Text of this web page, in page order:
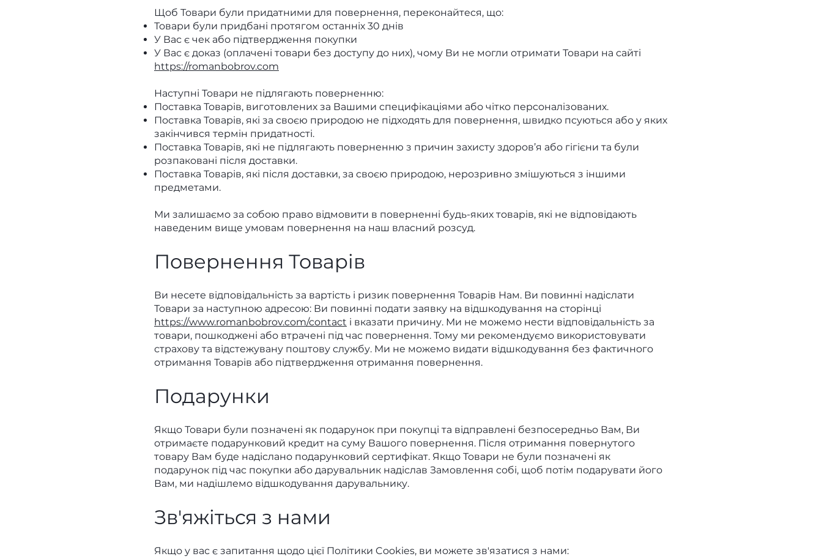
Щоб Товари були придатними для повернення, переконайтеся, що:
Товари були придбані протягом останніх 30 днів
У Вас є чек або підтвердження покупки
У Вас є доказ (оплачені товари без доступу до них), чому Ви не могли отримати Товари на сайті
https://romanbobrov.com
Наступні Товари не підлягають поверненню:
Поставка Товарів, виготовлених за Вашими специфікаціями або чітко персоналізованих.
Поставка Товарів, які за своєю природою не підходять для повернення, швидко псуються або у яких
закінчився термін придатності.
Поставка Товарів, які не підлягають поверненню з причин захисту здоров’я або гігієни та були
розпаковані після доставки.
Поставка Товарів, які після доставки, за своєю природою, нерозривно змішуються з іншими
предметами.
Ми залишаємо за собою право відмовити в поверненні будь-яких товарів, які не відповідають
наведеним вище умовам повернення на наш власний розсуд.
Повернення Товарів
Ви несете відповідальність за вартість і ризик повернення Товарів Нам. Ви повинні надіслати
Товари за наступною адресою: Ви повинні подати заявку на відшкодування на сторінці
https://www.romanbobrov.com/contact і вказати причину. Ми не можемо нести відповідальність за
товари, пошкоджені або втрачені під час повернення. Тому ми рекомендуємо використовувати
страхову та відстежувану поштову службу. Ми не можемо видати відшкодування без фактичного
отримання Товарів або підтвердження отримання повернення.
Подарунки
Якщо Товари були позначені як подарунок при покупці та відправлені безпосередньо Вам, Ви
отримаєте подарунковий кредит на суму Вашого повернення. Після отримання повернутого
товару Вам буде надіслано подарунковий сертифікат. Якщо Товари не були позначені як
подарунок під час покупки або дарувальник надіслав Замовлення собі, щоб потім подарувати його
Вам, ми надішлемо відшкодування дарувальнику.
Зв'яжіться з нами
Якщо у вас є запитання щодо цієї Політики Cookies, ви можете зв'язатися з нами: